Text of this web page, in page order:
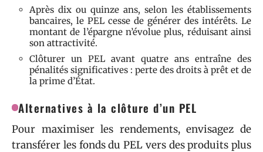
Après dix ou quinze ans, selon les établissements
bancaires, le PEL cesse de générer des intérêts. Le
montant de l’épargne n’évolue plus, réduisant ainsi
son attractivité.
Clôturer un PEL avant quatre ans entraîne des
pénalités significatives : perte des droits à prêt et de
la prime d’État.
Alternatives à la clôture d’un PEL
Pour maximiser les rendements, envisagez de
transférer les fonds du PEL vers des produits plus